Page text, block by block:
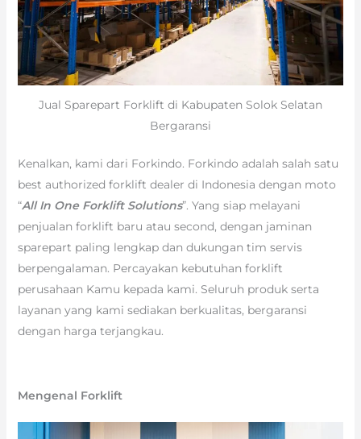
Jual Sparepart Forklift di Kabupaten Solok Selatan
Bergaransi
Kenalkan, kami dari Forkindo. Forkindo adalah salah satu
best authorized forklift dealer di Indonesia dengan moto
“All In One Forklift Solutions”. Yang siap melayani
penjualan forklift baru atau second, dengan jaminan
sparepart paling lengkap dan dukungan tim servis
berpengalaman. Percayakan kebutuhan forklift
perusahaan Kamu kepada kami. Seluruh produk serta
layanan yang kami sediakan berkualitas, bergaransi
dengan harga terjangkau.
Mengenal Forklift